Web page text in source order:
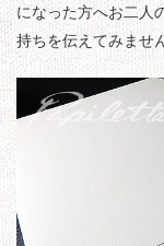
になった方へお二人
持ちを伝えてみませ